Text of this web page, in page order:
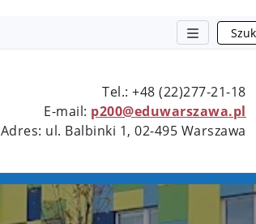
Szukaj
Tel.: +48 (22)277-21-18
E-mail: p200@eduwarszawa.pl
Adres: ul. Balbinki 1, 02-495 Warszawa